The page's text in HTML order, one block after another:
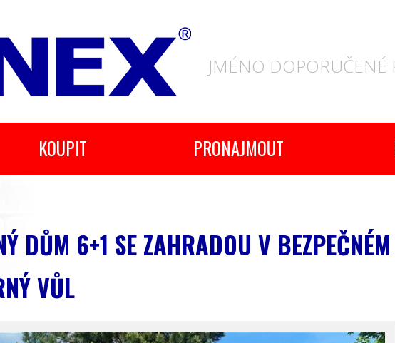
JMÉNO DOPORUČENÉ
KOUPIT PRONAJMOUT
DŮM 6+1 SE ZAHRADOU V
VŮL